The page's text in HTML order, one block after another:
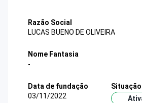
Razão Social
LUCAS BUENO DE OLIVEIRA
Nome Fantasia
-
Data de fundação
03/11/2022